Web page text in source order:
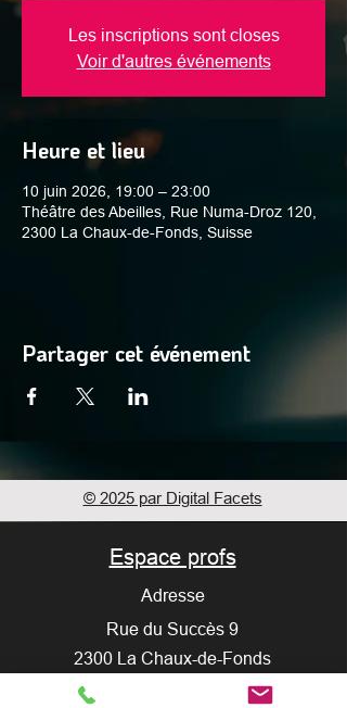
Les inscriptions sont closes
Voir d'autres événements
Heure et lieu
10 juin 2026, 19:00 – 23:00
Théâtre des Abeilles, Rue Numa-Droz 120,
2300 La Chaux-de-Fonds, Suisse
Partager cet événement
© 2025 par Digital Facets
Espace profs
Adresse
Rue du Succès 9
2300 La Chaux-de-Fonds